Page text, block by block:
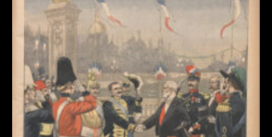
Revue de presse : l’Union annonce
Dommartin-le-Franc